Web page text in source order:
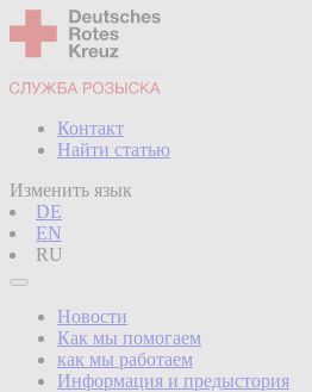
Контакт
Найти статью
Изменить язык
DE
EN
RU
Новости
Как мы помогаем
как мы работаем
Информация и предыстория